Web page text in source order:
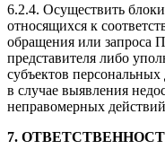
6.2.4. Осуществить
относящихся к
обращения или запроса
представителя либо
субъектов
в случае выявления
неправомерных
7.